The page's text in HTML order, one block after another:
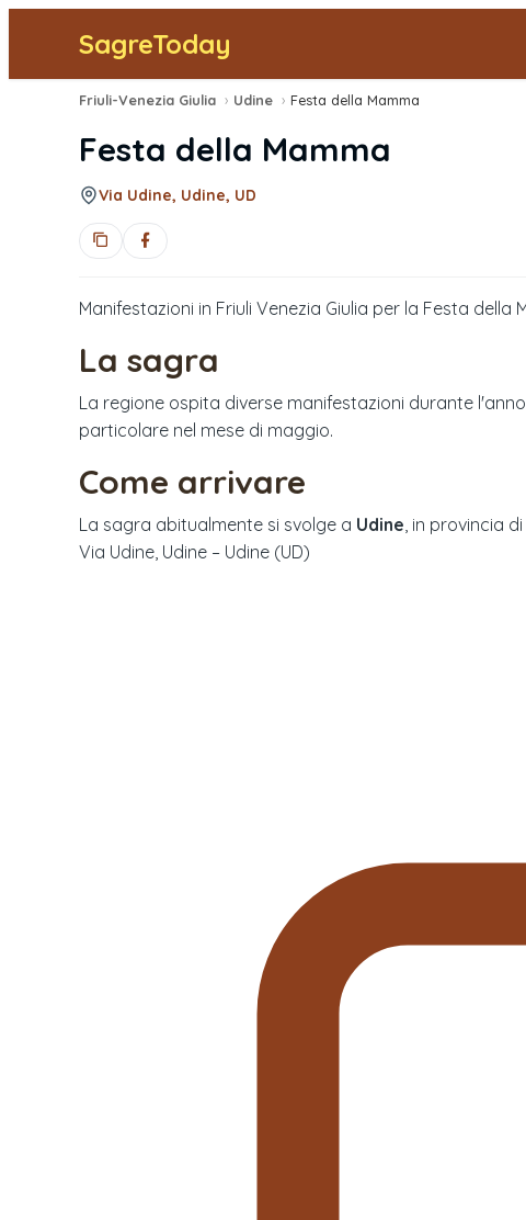
SagreToday
Friuli-Venezia Giulia › Udine › Festa della Mamma
Festa della Mamma
Via Udine, Udine, UD
Manifestazioni in Friuli Venezia Giulia per la Festa della
La sagra
La regione ospita diverse manifestazioni durante
particolare nel mese di maggio.
Come arrivare
La sagra abitualmente si svolge a Udine , in provincia di
Via Udine, Udine – Udine (UD)